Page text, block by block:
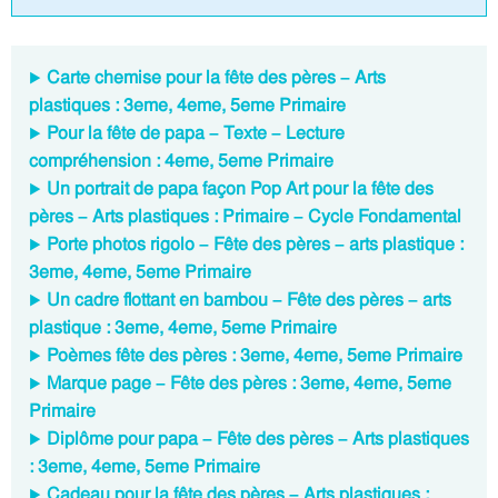
Carte chemise pour la fête des pères – Arts
plastiques : 3eme, 4eme, 5eme Primaire
Pour la fête de papa – Texte – Lecture
compréhension : 4eme, 5eme Primaire
Un portrait de papa façon Pop Art pour la fête des
pères – Arts plastiques : Primaire – Cycle Fondamental
Porte photos rigolo – Fête des pères – arts plastique :
3eme, 4eme, 5eme Primaire
Un cadre flottant en bambou – Fête des pères – arts
plastique : 3eme, 4eme, 5eme Primaire
Poèmes fête des pères : 3eme, 4eme, 5eme Primaire
Marque page – Fête des pères : 3eme, 4eme, 5eme
Primaire
Diplôme pour papa – Fête des pères – Arts plastiques
: 3eme, 4eme, 5eme Primaire